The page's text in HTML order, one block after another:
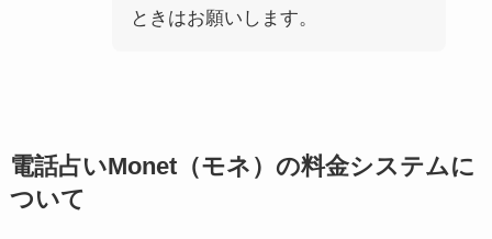
ときはお願いします。
電話占いMonet（モネ）の料金システムに
ついて